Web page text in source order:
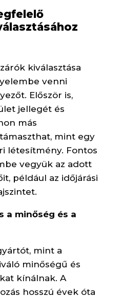
kiválasztása
venni
Először is,
jellegét és
más
mint egy
létesítmény. Fontos
vegyük az adott
például az időjárási
a minőség és a
mint a
minőségű és
kínálnak. A
hosszú évek óta